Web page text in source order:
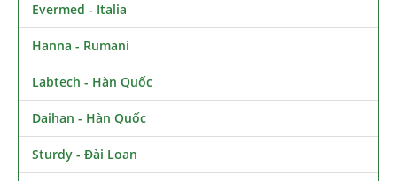
Evermed - Italia
Hanna - Rumani
Labtech - Hàn Quốc
Daihan - Hàn Quốc
Sturdy - Đài Loan